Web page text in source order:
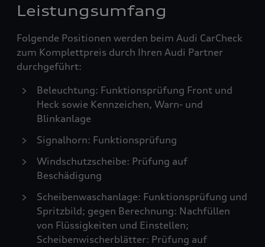
Leistungsumfang
Folgende Positionen werden beim Audi CarCheck
zum Komplettpreis durch Ihren Audi Partner
durchgeführt:
Beleuchtung: Funktionsprüfung Front und
Heck sowie Kennzeichen, Warn- und
Blinkanlage
Signalhorn: Funktionsprüfung
Windschutzscheibe: Prüfung auf
Beschädigung
Scheibenwaschanlage: Funktionsprüfung und
Spritzbild; gegen Berechnung: Nachfüllen
von Flüssigkeiten und Einstellen;
Scheibenwischerblätter: Prüfung auf